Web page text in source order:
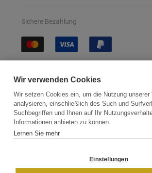
Sichere Bezahlung
Kontakt Newsletter Partner
Wir verwenden Cookies
Wir setzen Cookies ein, um die Nutzung unserer
analysieren, einschließlich des Such und
Suchbegriffen und Ihnen auf Ihr
Informationen anbieten zu können.
Lernen Sie mehr
Einstellungen